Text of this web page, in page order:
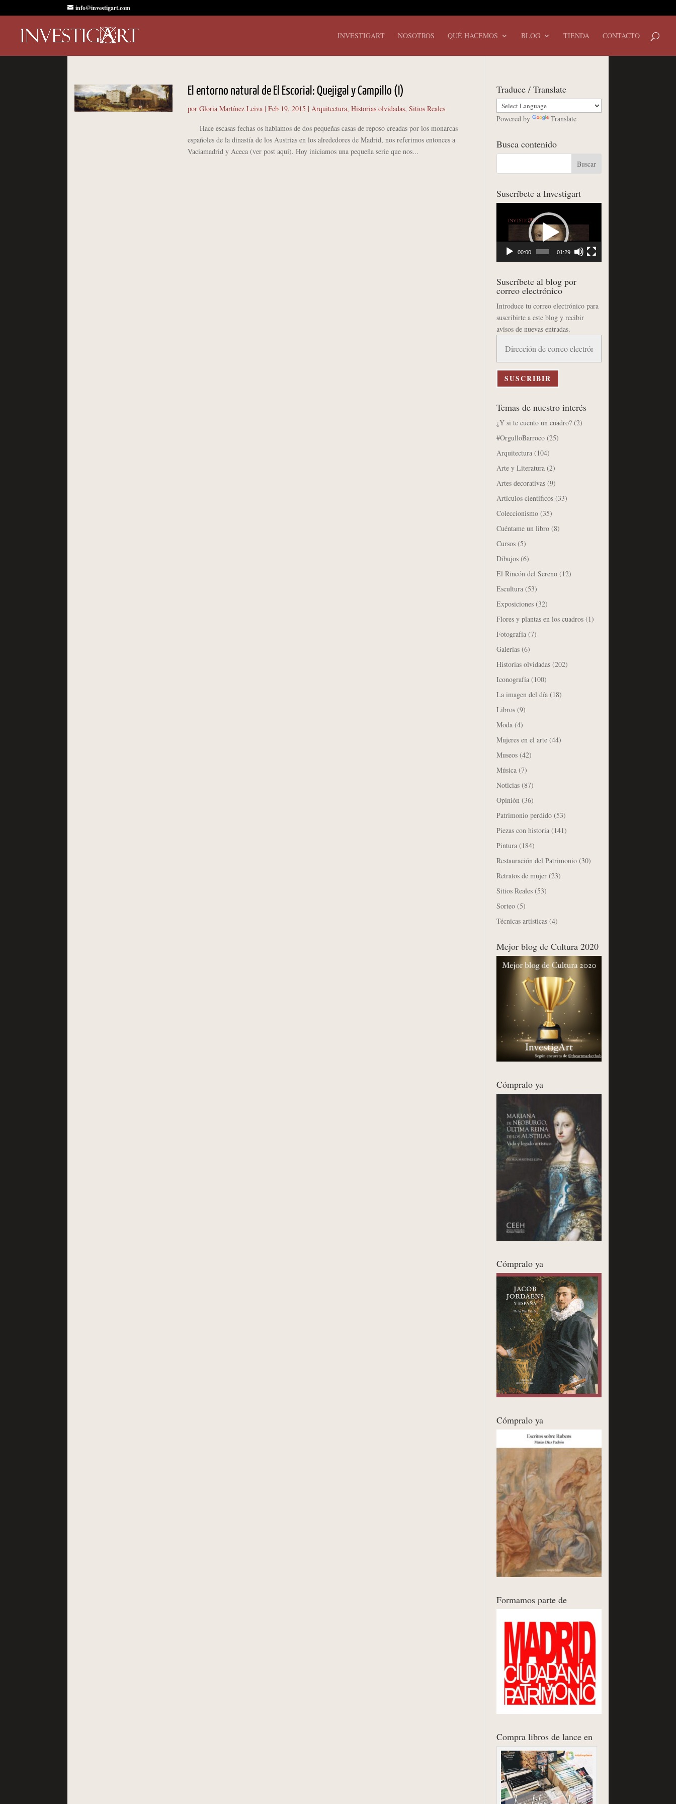
info@investigart.com
INVESTIGART NOSOTROS QUÉ HACEMOS BLOG TIENDA CONTACTO
El entorno natural de El Escorial: Quejigal y Campillo (I)
por Gloria Martínez Leiva| Feb 19, 2015 | Arquitectura, Historias olvidadas, Sitios Reales
Hace escasas fechas os hablamos de dos pequeñas casas de reposo creadas por los monarcas
españoles de la dinastía de los Austrias en los alrededores de Madrid, nos referimos entonces a
Vaciamadrid y Aceca (ver post aquí). Hoy iniciamos una pequeña serie que nos...
Traduce / Translate
Powered by Translate
Busca contenido
Suscríbete a Investigart
00:00 01:29
Suscríbete al blog por
correo electrónico
Introduce tu correo electrónico para
suscribirte a este blog y recibir
avisos de nuevas entradas.
correo
electrónico
SUSCRIBIR
Temas de nuestro interés
¿Y si te cuento un cuadro? (2)
#OrgulloBarroco (25)
Arquitectura (104)
Arte y Literatura (2)
Artes decorativas (9)
Artículos científicos (33)
Coleccionismo (35)
Cuéntame un libro (8)
Cursos (5)
Dibujos (6)
El Rincón del Sereno (12)
Escultura (53)
Exposiciones (32)
Flores y plantas en los cuadros (1)
Fotografía (7)
Galerías (6)
Historias olvidadas (202)
Iconografía (100)
La imagen del día (18)
Libros (9)
Moda (4)
Mujeres en el arte (44)
Museos (42)
Música (7)
Noticias (87)
Opinión (36)
Patrimonio perdido (53)
Piezas con historia (141)
Pintura (184)
Restauración del Patrimonio (30)
Retratos de mujer (23)
Sitios Reales (53)
Sorteo (5)
Técnicas artísticas (4)
Mejor blog de Cultura 2020
Cómpralo ya
Cómpralo ya
Cómpralo ya
Formamos parte de
Compra libros de lance en